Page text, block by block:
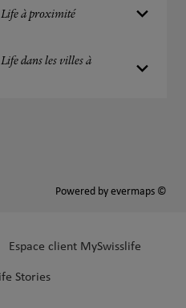
Life à proximité
dans les villes à
Powered by evermaps ©
Espace client MySwisslife
Stories